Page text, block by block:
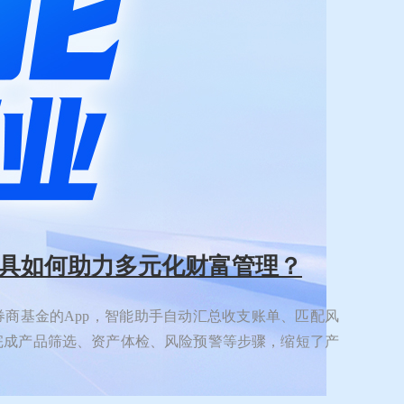
如何助力多元化财富管理？
基金的App，智能助手自动汇总收支账单、匹配风
产品筛选、资产体检、风险预警等步骤，缩短了产